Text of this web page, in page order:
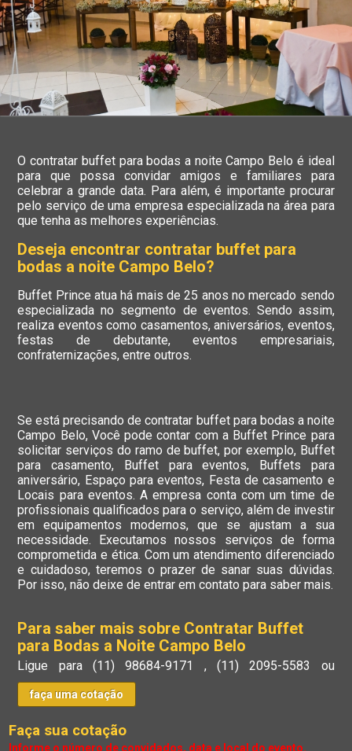
O contratar buffet para bodas a noite Campo Belo é ideal
para que possa convidar amigos e familiares para
celebrar a grande data. Para além, é importante procurar
pelo serviço de uma empresa especializada na área para
que tenha as melhores experiências.
Deseja encontrar contratar buffet para
bodas a noite Campo Belo?
Buffet Prince atua há mais de 25 anos no mercado sendo
especializada no segmento de eventos. Sendo assim,
realiza eventos como casamentos, aniversários, eventos,
festas de debutante, eventos empresariais,
confraternizações, entre outros.
Se está precisando de contratar buffet para bodas a noite
Campo Belo, Você pode contar com a Buffet Prince para
solicitar serviços do ramo de buffet, por exemplo, Buffet
para casamento, Buffet para eventos, Buffets para
aniversário, Espaço para eventos, Festa de casamento e
Locais para eventos. A empresa conta com um time de
profissionais qualificados para o serviço, além de investir
em equipamentos modernos, que se ajustam a sua
necessidade. Executamos nossos serviços de forma
comprometida e ética. Com um atendimento diferenciado
e cuidadoso, teremos o prazer de sanar suas dúvidas.
Por isso, não deixe de entrar em contato para saber mais.
Para saber mais sobre Contratar Buffet
para Bodas a Noite Campo Belo
Ligue para(11) 98684-9171 , (11) 2095-5583 ou
faça uma cotação
Faça sua cotação